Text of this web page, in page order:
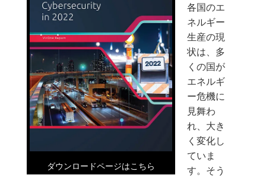
ダウンロードページはこちら
各国のエ
ネルギー
生産の現
状は、多
くの国が
エネルギ
ー危機に
見舞わ
れ、大き
く変化し
ていま
す。そう